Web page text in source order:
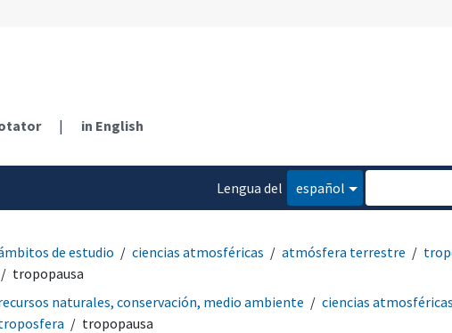
| in English
Lengua del
español
de estudio ciencias atmosféricas atmósfera terrestre
tropopausa
naturales, conservación, medio ambiente
ciencias atmosféricas
tropopausa